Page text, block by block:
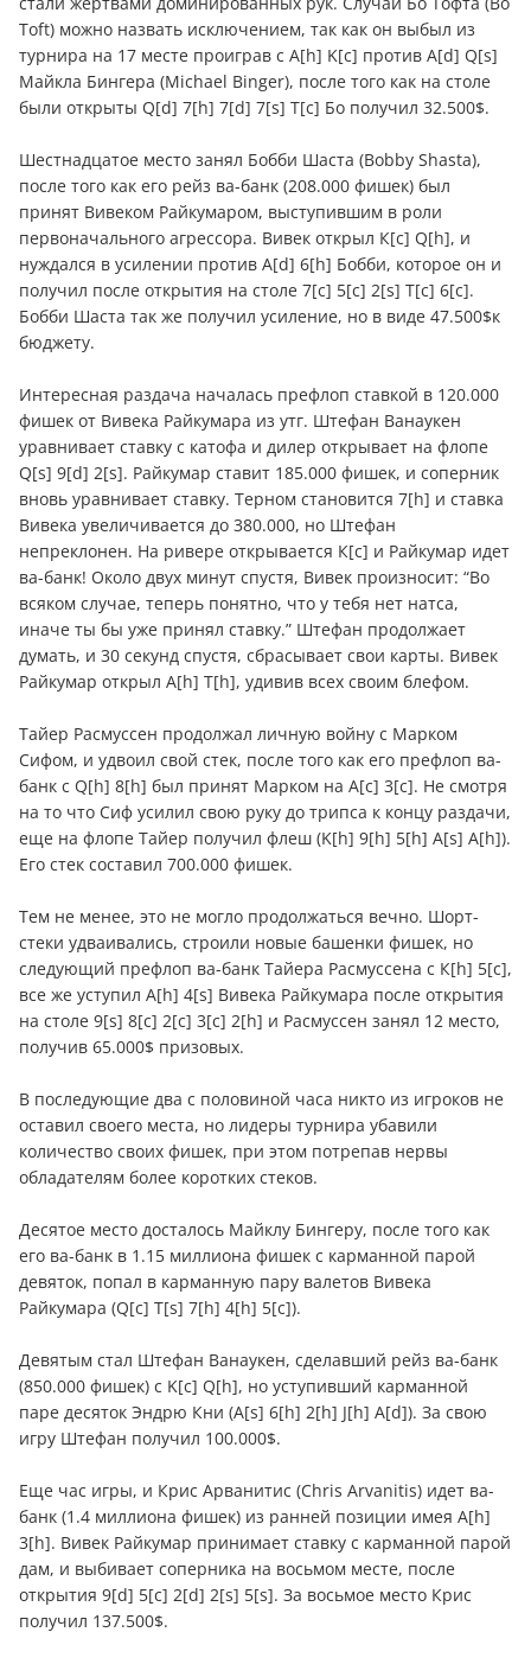
Toft) можно назвать исключением, так как он выбыл из
турнира на 17 месте проиграв с А[h] K[c] против A[d] Q[s]
Майкла Бингера (Michael Binger), после того как на столе
были открыты Q[d] 7[h] 7[d] 7[s] T[c] Бо получил 32.500$.
Шестнадцатое место занял Бобби Шаста (Bobby Shasta),
после того как его рейз ва-банк (208.000 фишек) был
принят Вивеком Райкумаром, выступившим в роли
первоначального агрессора. Вивек открыл К[c] Q[h], и
нуждался в усилении против А[d] 6[h] Бобби, которое он и
получил после открытия на столе 7[c] 5[c] 2[s] Т[c] 6[c].
Бобби Шаста так же получил усиление, но в виде 47.500$к
бюджету.
Интересная раздача началась префлоп ставкой в 120.000
фишек от Вивека Райкумара из утг. Штефан Ванаукен
уравнивает ставку с катофа и дилер открывает на флопе
Q[s] 9[d] 2[s]. Райкумар ставит 185.000 фишек, и соперник
вновь уравнивает ставку. Терном становится 7[h] и ставка
Вивека увеличивается до 380.000, но Штефан
непреклонен. На ривере открывается К[c] и Райкумар идет
ва-банк! Около двух минут спустя, Вивек произносит: “Во
всяком случае, теперь понятно, что у тебя нет натса,
иначе ты бы уже принял ставку.” Штефан продолжает
думать, и 30 секунд спустя, сбрасывает свои карты. Вивек
Райкумар открыл А[h] T[h], удивив всех своим блефом.
Тайер Расмуссен продолжал личную войну с Марком
Сифом, и удвоил свой стек, после того как его префлоп ва-
банк с Q[h] 8[h] был принят Марком на А[c] 3[c]. Не смотря
на то что Сиф усилил свою руку до трипса к концу раздачи,
еще на флопе Тайер получил флеш (K[h] 9[h] 5[h] A[s] A[h]).
Его стек составил 700.000 фишек.
Тем не менее, это не могло продолжаться вечно. Шорт-
стеки удваивались, строили новые башенки фишек, но
следующий префлоп ва-банк Тайера Расмуссена с К[h] 5[c],
все же уступил А[h] 4[s] Вивека Райкумара после открытия
на столе 9[s] 8[c] 2[c] 3[c] 2[h] и Расмуссен занял 12 место,
получив 65.000$ призовых.
В последующие два с половиной часа никто из игроков не
оставил своего места, но лидеры турнира убавили
количество своих фишек, при этом потрепав нервы
обладателям более коротких стеков.
Десятое место досталось Майклу Бингеру, после того как
его ва-банк в 1.15 миллиона фишек с карманной парой
девяток, попал в карманную пару валетов Вивека
Райкумара (Q[c] T[s] 7[h] 4[h] 5[c]).
Девятым стал Штефан Ванаукен, сделавший рейз ва-банк
(850.000 фишек) с K[c] Q[h], но уступивший карманной
паре десяток Эндрю Кни (A[s] 6[h] 2[h] J[h] A[d]). За свою
игру Штефан получил 100.000$.
Еще час игры, и Крис Арванитис (Chris Arvanitis) идет ва-
банк (1.4 миллиона фишек) из ранней позиции имея А[h]
3[h]. Вивек Райкумар принимает ставку с карманной парой
дам, и выбивает соперника на восьмом месте, после
открытия 9[d] 5[c] 2[d] 2[s] 5[s]. За восьмое место Крис
получил 137.500$.